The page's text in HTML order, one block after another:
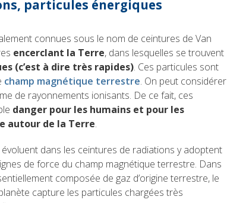
particules énergiques
connues sous le nom de ceintures de Van
encerclant la Terre, dans lesquelles se trouvent
(c’est à dire très rapides). Ces particules sont
champ magnétique terrestre. On peut considérer
de rayonnements ionisants. De ce fait, ces
danger pour les humains et pour les
autour de la Terre.
dans les ceintures de radiations y adoptent
de force du champ magnétique terrestre. Dans
composée de gaz d’origine terrestre, le
capture les particules chargées très